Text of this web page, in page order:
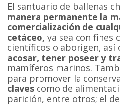
El santuario de ballenas
manera permanente la
comercialización de
cetáceo, ya sea con fines
científicos o aborigen, así
acosar, tener poseer y
mamíferos marinos.
para promover la
claves como de
parición, entre otros; el